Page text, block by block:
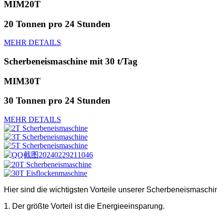
MIM20T
20 Tonnen pro 24 Stunden
MEHR DETAILS
Scherbeneismaschine mit 30 t/Tag
MIM30T
30 Tonnen pro 24 Stunden
MEHR DETAILS
Hier sind die wichtigsten Vorteile unserer
1. Der größte Vorteil ist die Energieeinsparung.